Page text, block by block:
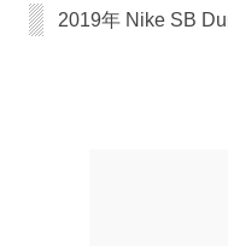
2019年 Nike SB